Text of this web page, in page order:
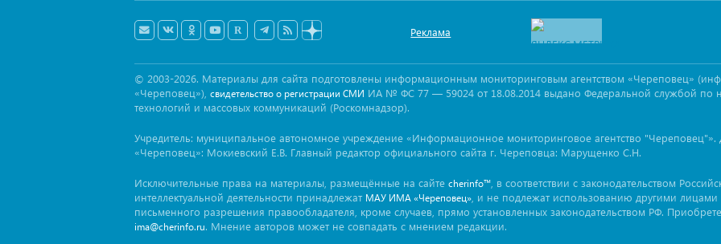
Реклама
© 2003-2026. Материалы для сайта подготовлены информационным мониторинговым агентством «Череповец»
«Череповец»), свидетельство о регистрации СМИ ИА № ФС 77 — 59024 от 18.08.2014 выдано Федеральной службой по
технологий и массовых коммуникаций (Роскомнадзор).
Учредитель: муниципальное автономное учреждение «Информационное мониторинговое агентство
«Череповец»: Мокиевский Е.В. Главный редактор официального сайта г. Череповца: Марущенко С.Н.
Исключительные права на материалы, размещённые на сайте cherinfo™ , в соответствии с законодательством
интеллектуальной деятельности принадлежат МАУ ИМА «Череповец» , и не подлежат использованию другими
письменного разрешения правообладателя, кроме случаев, прямо установленных законодательством РФ.
ima@cherinfo.ru. Мнение авторов может не совпадать с мнением редакции.